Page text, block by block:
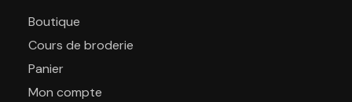
Boutique
Cours de broderie
Panier
Mon compte